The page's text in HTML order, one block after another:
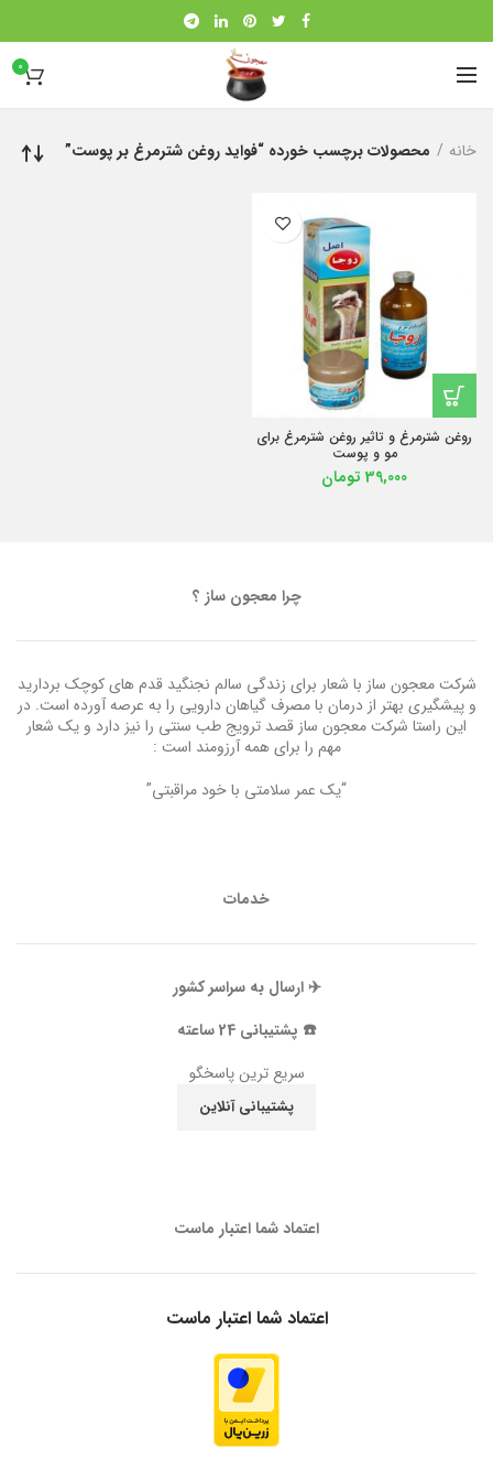
0
خانه محصولات برچسب خورده “فواید روغن شترمرغ بر پوست”
روغن شترمرغ و تاثیر روغن شترمرغ برای
مو و پوست
39,000 تومان
چرا معجون ساز ؟
شرکت معجون ساز با شعار برای زندگی سالم نجنگید قدم های کوچک بردارید
و پیشگیری بهتر از درمان با مصرف گیاهان دارویی را به عرصه آورده است. در
این راستا شرکت معجون ساز قصد ترویج طب سنتی را نیز دارد و یک شعار
مهم را برای همه آرزومند است :
“یک عمر سلامتی با خود مراقبتی”
خدمات
✈️ ارسال به سراسر کشور
☎️ پشتیبانی 24 ساعته
سریع ترین پاسخگو
پشتیبانی آنلاین
اعتماد شما اعتبار ماست
اعتماد شما اعتبار ماست